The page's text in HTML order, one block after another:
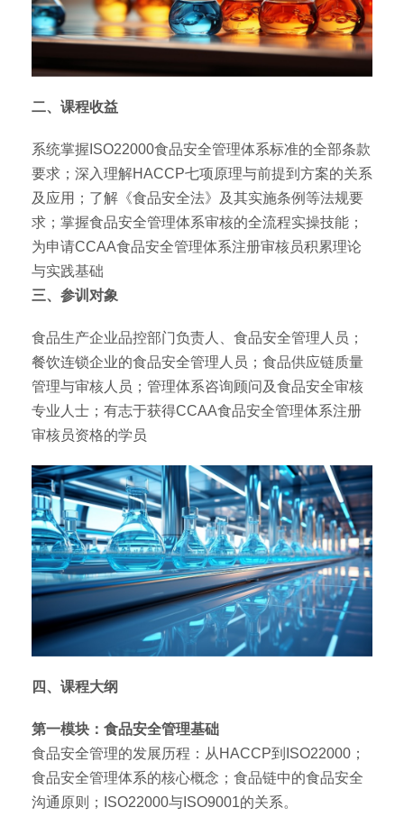
二、课程收益
系统掌握ISO22000食品安全管理体系标准的全部条款
要求；深入理解HACCP七项原理与前提到方案的关系
及应用；了解《食品安全法》及其实施条例等法规要
求；掌握食品安全管理体系审核的全流程实操技能；
为申请CCAA食品安全管理体系注册审核员积累理论
与实践基础
三、参训对象
食品生产企业品控部门负责人、食品安全管理人员；
餐饮连锁企业的食品安全管理人员；食品供应链质量
管理与审核人员；管理体系咨询顾问及食品安全审核
专业人士；有志于获得CCAA食品安全管理体系注册
审核员资格的学员
四、课程大纲
第一模块：食品安全管理基础
食品安全管理的发展历程：从HACCP到ISO22000；
食品安全管理体系的核心概念；食品链中的食品安全
沟通原则；ISO22000与ISO9001的关系。